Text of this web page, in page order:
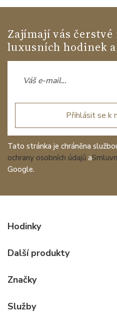
Zajímají vás
luxusních hodinek
Přihlásit se k
Tato stránka je chráněna
ochrany osobních údajů a
Google.
Hodinky
Dámské hodinky
Pilotní hodinky
Další produkty
Ostatní doplňky
Značky
Služby